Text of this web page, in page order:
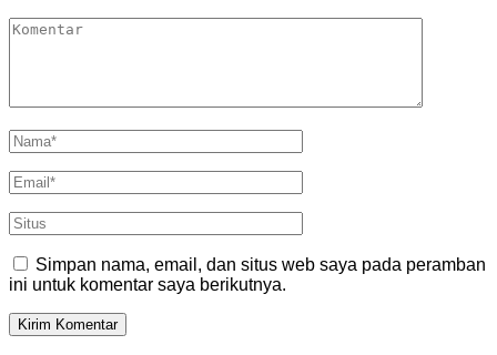
Simpan nama, email, dan situs web saya pada peramban
ini untuk komentar saya berikutnya.